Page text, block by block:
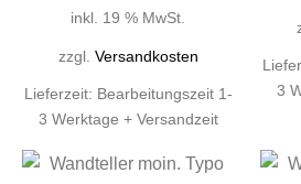
inkl. 19 % MwSt.
zzgl. Versandkosten
Lieferzeit: Bearbeitungszeit 1-
3 Werktage + Versandzeit
3